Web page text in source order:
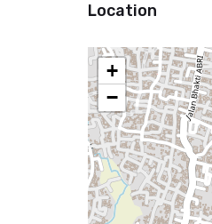
Location
+
−